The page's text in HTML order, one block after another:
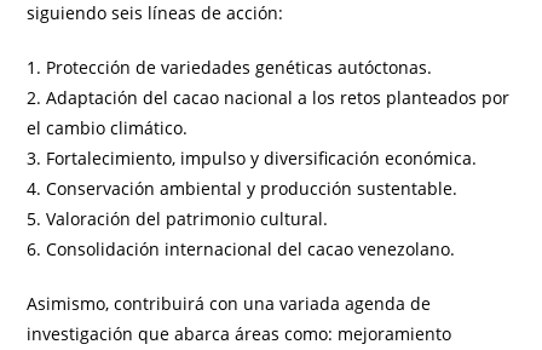
siguiendo seis líneas de acción:
1. Protección de variedades genéticas autóctonas.
2. Adaptación del cacao nacional a los retos planteados por
el cambio climático.
3. Fortalecimiento, impulso y diversificación económica.
4. Conservación ambiental y producción sustentable.
5. Valoración del patrimonio cultural.
6. Consolidación internacional del cacao venezolano.
Asimismo, contribuirá con una variada agenda de
investigación que abarca áreas como: mejoramiento